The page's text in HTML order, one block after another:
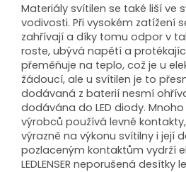
Materiály svítilen se také liší ve
vodivosti. Při vysokém zatížení
zahřívají a díky tomu odpor v
roste, ubývá napětí a
přeměňuje na teplo, což je u
žádoucí, ale u svítilen je to
dodávaná z baterií nesmí
dodávána do LED diody.
výrobců používá levné
výrazně na výkonu svítilny i její
pozlaceným kontaktům vydrží
LEDLENSER neporušená desítky